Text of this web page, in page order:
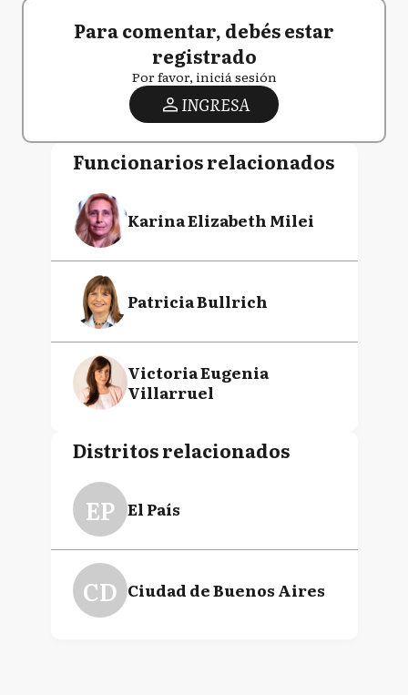
Para comentar, debés estar
registrado
Por favor, iniciá sesión
INGRESA
Funcionarios relacionados
Karina Elizabeth Milei
Patricia Bullrich
Victoria Eugenia
Villarruel
Distritos relacionados
EP El País
CD Ciudad de Buenos Aires